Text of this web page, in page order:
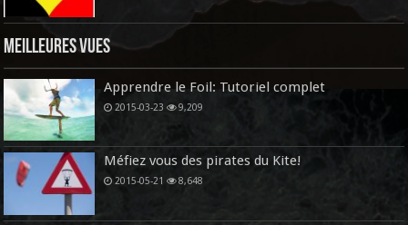
Meilleures vues
Apprendre le Foil: Tutoriel complet
2015-03-23 9,209
Méfiez vous des pirates du Kite!
2015-05-21 8,648